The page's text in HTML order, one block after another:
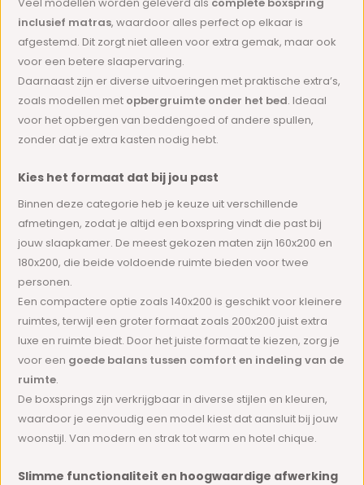
inclusief matras, waardoor alles perfect op elkaar is
afgestemd. Dit zorgt niet alleen voor extra gemak, maar ook
voor een betere slaapervaring.
Daarnaast zijn er diverse uitvoeringen met praktische extra’s,
zoals modellen met opbergruimte onder het bed. Ideaal
voor het opbergen van beddengoed of andere spullen,
zonder dat je extra kasten nodig hebt.
Kies het formaat dat bij jou past
Binnen deze categorie heb je keuze uit verschillende
afmetingen, zodat je altijd een boxspring vindt die past bij
jouw slaapkamer. De meest gekozen maten zijn 160x200 en
180x200, die beide voldoende ruimte bieden voor twee
personen.
Een compactere optie zoals 140x200 is geschikt voor kleinere
ruimtes, terwijl een groter formaat zoals 200x200 juist extra
luxe en ruimte biedt. Door het juiste formaat te kiezen, zorg je
voor een goede balans tussen comfort en indeling van de
ruimte.
De boxsprings zijn verkrijgbaar in diverse stijlen en kleuren,
waardoor je eenvoudig een model kiest dat aansluit bij jouw
woonstijl. Van modern en strak tot warm en hotel chique.
Slimme functionaliteit en hoogwaardige afwerking